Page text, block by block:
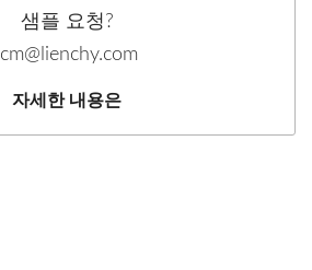
샘플 요청?
lcm@lienchy.com
자세한 내용은